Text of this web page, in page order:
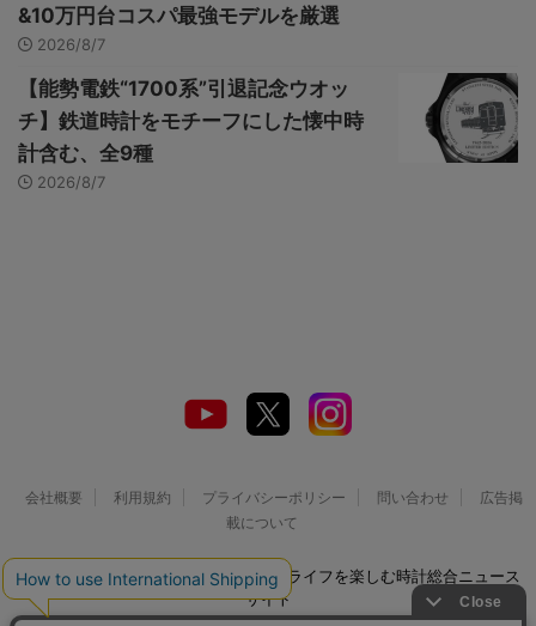
&10万円台コスパ最強モデルを厳選
2026/8/7
【能勢電鉄“1700系”引退記念ウオッ
チ】鉄道時計をモチーフにした懐中時
計含む、全9種
2026/8/7
会社概要 利用規約 プライバシーポリシー 問い合わせ
広告掲
載について
© 2026 Watch LIFE NEWS｜ウオッチライフを楽しむ時計総合ニュース
サイト